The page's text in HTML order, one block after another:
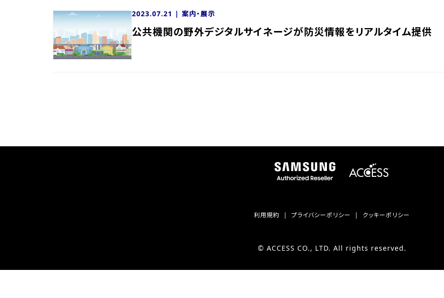
2023.07.21 | 案内・展示
公共機関の野外デジタルサイネージが防災情報をリアルタイム提供
利用規約 プライバシーポリシー クッキーポリシー
© ACCESS CO., LTD. All rights reserved.